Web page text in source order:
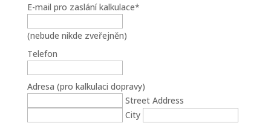
E-mail pro zaslání kalkulace*
(nebude nikde zveřejněn)
Telefon
Adresa (pro kalkulaci dopravy)
Street Address
City